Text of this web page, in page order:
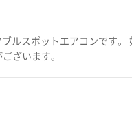
レキシブルなダクトを搭載。 夏場は、吹出口で
ざいます。